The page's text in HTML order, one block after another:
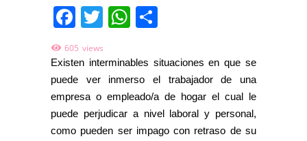
Facebook
TwitterWhatsApp
605 views
Existen interminables situaciones en que se
puede ver inmerso el trabajador de una
empresa o empleado/a de hogar el cual le
puede perjudicar a nivel laboral y personal,
como pueden ser impago con retraso de su